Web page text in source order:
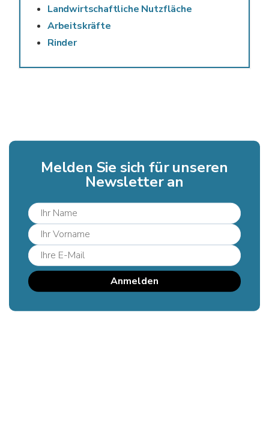
Landwirtschaftliche Nutzfläche
Arbeitskräfte
Rinder
Melden Sie sich für unseren
Newsletter an